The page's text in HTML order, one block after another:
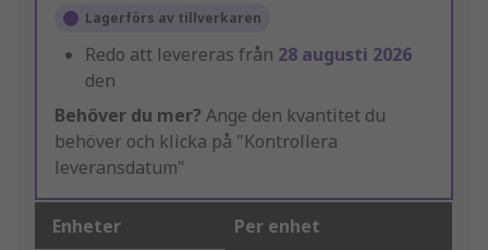
Lagerförs av tillverkaren
Redo att levereras från 28 augusti 2026
den
Behöver du mer? Ange den kvantitet du
behöver och klicka på "Kontrollera
leveransdatum"
Enheter Per enhet